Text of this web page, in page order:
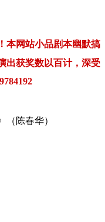
本网站小品剧本幽默搞
出获奖数以百计，深受
（陈春华）